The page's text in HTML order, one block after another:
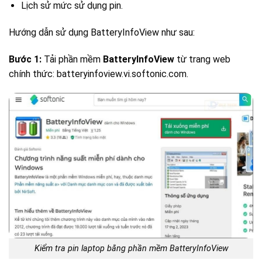
Lịch sử mức sử dụng pin.
Hướng dẫn sử dụng BatteryInfoView như sau:
Bước 1: Tải phần mềm BatteryInfoView từ trang web
chính thức: batteryinfoview.vi.softonic.com.
Kiểm tra pin laptop bằng phần mềm BatteryInfoView